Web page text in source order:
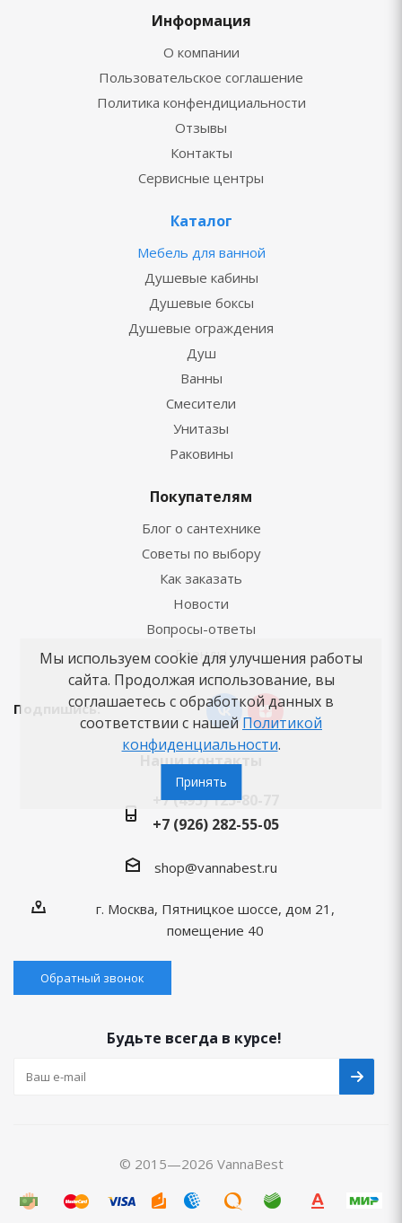
Информация
О компании
Пользовательское соглашение
Политика конфендициальности
Отзывы
Контакты
Сервисные центры
Каталог
Мебель для ванной
Душевые кабины
Душевые боксы
Душевые ограждения
Душ
Ванны
Смесители
Унитазы
Раковины
Покупателям
Блог о сантехнике
Советы по выбору
Как заказать
Новости
Вопросы-ответы
Бренды
Подпишись:
Наши контакты
+7 (495) 125-80-77
+7 (926) 282-55-05
shop@vannabest.ru
г. Москва, Пятницкое шоссе, дом 21,
помещение 40
Обратный звонок
Будьте всегда в курсе!
© 2015—2026 VannaBest
Мы используем cookie для улучшения работы
сайта. Продолжая использование, вы
соглашаетесь с обработкой данных в
соответствии с нашей Политикой
конфиденциальности.
Принять